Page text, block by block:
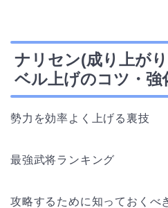
ナリセン(成り上が
ベル上げのコツ・強
勢力を効率よく上げる裏技
最強武将ランキング
攻略するために知っておくべ